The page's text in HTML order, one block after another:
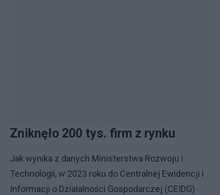
Zniknęło 200 tys. firm z rynku
Jak wynika z danych Ministerstwa Rozwoju i
Technologii, w 2023 roku do Centralnej Ewidencji i
Informacji o Działalności Gospodarczej (CEIDG)